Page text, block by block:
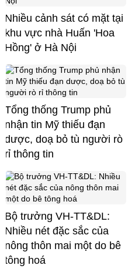
Nhiều cảnh sát có mặt tại
khu vực nhà Huấn 'Hoa
Hồng' ở Hà Nội
Tổng thống Trump phủ
nhận tin Mỹ thiếu đạn
dược, doạ bỏ tù người rò
rỉ thông tin
Bộ trưởng VH-TT&DL:
Nhiều nét đặc sắc của
nông thôn mai một do bê
tông hoá